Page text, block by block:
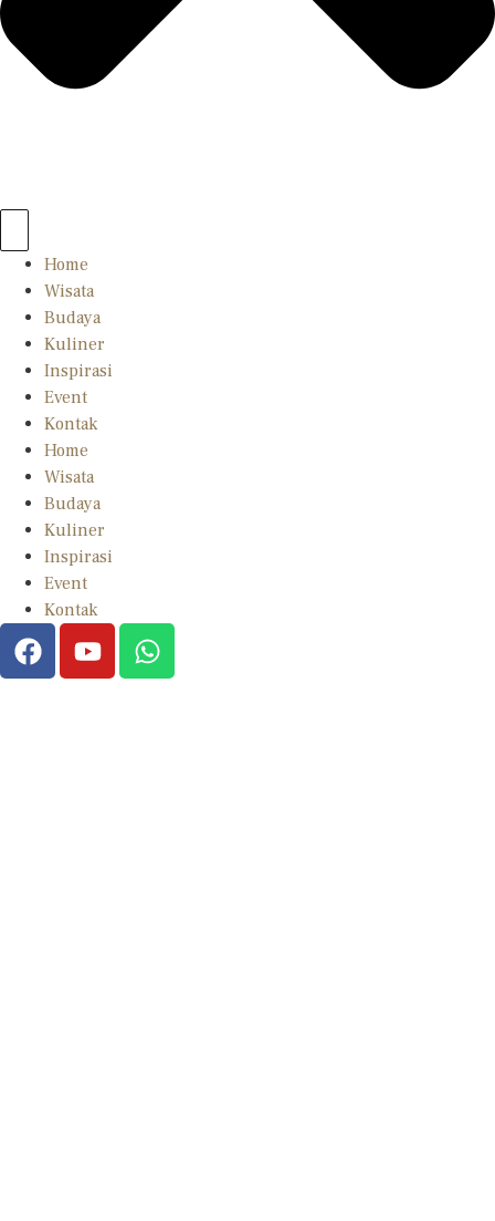
Home
Wisata
Budaya
Kuliner
Inspirasi
Event
Kontak
Home
Wisata
Budaya
Kuliner
Inspirasi
Event
Kontak